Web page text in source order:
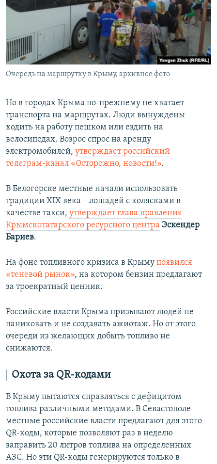
Очередь на маршрутку в Крыму, архивное фото
Но в городах Крыма по-прежнему не хватает
транспорта на маршрутах. Люди вынуждены
ходить на работу пешком или ездить на
велосипедах. Возрос спрос на аренду
электромобилей, утверждает российский
телеграм-канал «Осторожно, новости!».
В Белогорске местные начали использовать
традиции XIX века – лошадей с колясками в
качестве такси, утверждает глава правления
Крымскотатарского ресурсного центра Эскендер
Бариев.
На фоне топливного кризиса в Крыму появился
«теневой рынок», на котором бензин предлагают
за троекратный ценник.
Российские власти Крыма призывают людей не
паниковать и не создавать ажиотаж. Но от этого
очереди из желающих добыть топливо не
снижаются.
Охота за QR-кодами
В Крыму пытаются справляться с дефицитом
топлива различными методами. В Севастополе
местные российские власти предлагают для этого
QR-коды, которые позволяют раз в неделю
заправить 20 литров топлива на определенных
АЗС. Но эти QR-коды генерируются только в